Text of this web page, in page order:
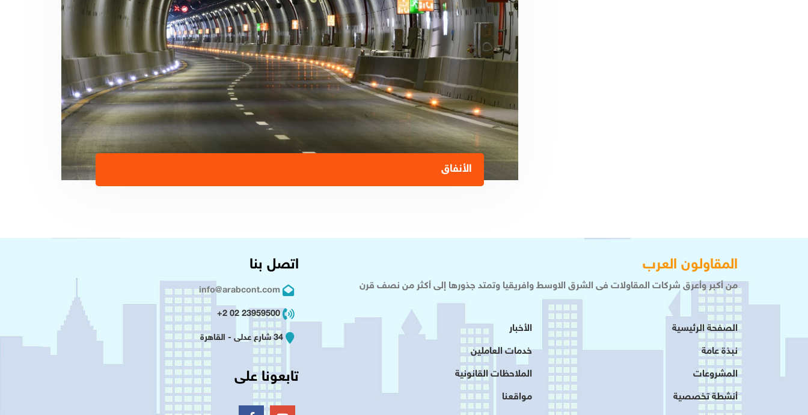
الأنفاق
المقاولون العرب
من أكبر وأعرق شركات المقاولات فى الشرق الاوسط وافريقيا وتمتد جذورها إلى أكثر من نصف قرن
الصفحة الرئيسية
نبذة عامة
المشروعات
أنشطة تخصصية
الأخبار
خدمات العاملين
الملاحظات القانونية
مواقعنا
اتصل بنا
info@arabcont.com
23959500 02 2+
34 شارع عدلى - القاهرة
تابعونا على